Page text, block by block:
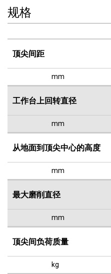
规格
顶尖间距
mm
工作台上回转直径
mm
从地面到顶尖中心的高度
mm
最大磨削直径
mm
顶尖间负荷质量
kg